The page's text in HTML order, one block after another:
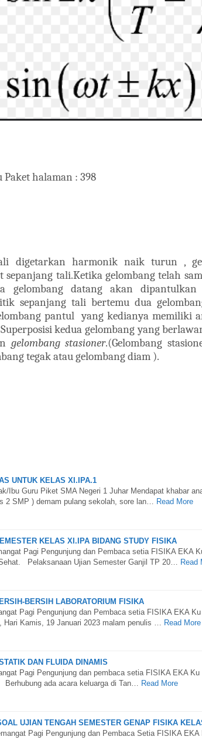
halaman : 398
digetarkan harmonik naik turun ,
sepanjang tali.Ketika gelombang telah
datang akan dipantulkan
sepanjang tali bertemu dua
pantul yang kedianya memiliki
kedua gelombang yang
gelombang stasioner.(Gelombang
tegak atau gelombang diam ).
UNTUK KELAS XI.IPA.1
Ibu Guru Piket SMA Negeri 1 Juhar Mendapat khabar
2 SMP ) demam pulang sekolah, sore lan…
Read More
KELAS XI.IPA BIDANG STUDY FISIKA
Pagi Pengunjung dan Pembaca setia FISIKA EKA
Pelaksanaan Ujian Semester Ganjil TP 20…
Read
BERSIH LABORATORIUM FISIKA
Pagi Pengunjung dan Pembaca setia FISIKA EKA
Hari Kamis, 19 Januari 2023 malam penulis …
Read More
DAN FLUIDA DINAMIS
Pagi Pengunjung dan pembaca setia FISIKA EKA
ada acara keluarga di Tan…
Read More
UJIAN TENGAH SEMESTER GENAP FISIKA
Pagi Pengunjung dan Pembaca Setia FISIKA EKA